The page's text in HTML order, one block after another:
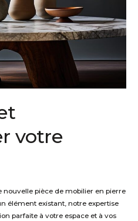
r votre
pièce de mobilier en pierre
élément existant, notre expertise
parfaite à votre espace et à vos